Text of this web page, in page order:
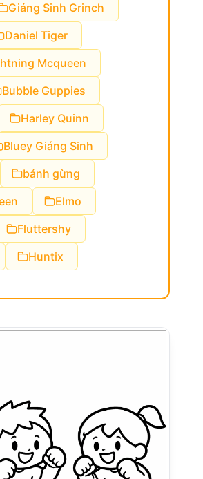
Giáng Sinh Grinch
Daniel Tiger
Mcqueen
Bubble Guppies
Harley Quinn
Bluey Giáng Sinh
bánh gừng
Elmo
Fluttershy
Huntix